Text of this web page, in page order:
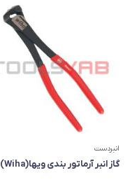
انبردست
گاز انبر آرماتور بندی ویها(Wiha)